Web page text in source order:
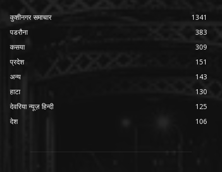
कुशीनगर समाचार
1341
पडरौना
383
कसया
309
प्रदेश
151
अन्य
143
हाटा
130
देवरिया न्यूज़ हिन्दी
125
देश
106